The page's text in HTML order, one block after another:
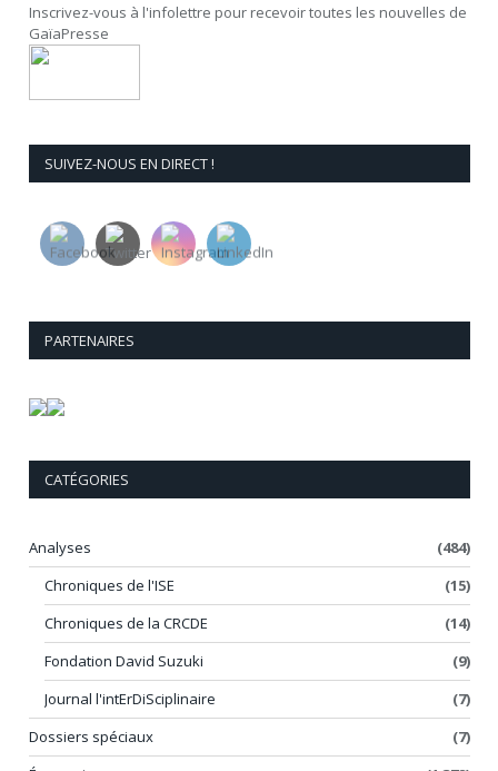
Inscrivez-vous à l'infolettre pour recevoir toutes les nouvelles de
GaïaPresse
SUIVEZ-NOUS EN DIRECT !
PARTENAIRES
CATÉGORIES
Analyses
(484)
Chroniques de l'ISE
(15)
Chroniques de la CRCDE
(14)
Fondation David Suzuki
(9)
Journal l'intErDiSciplinaire
(7)
Dossiers spéciaux
(7)